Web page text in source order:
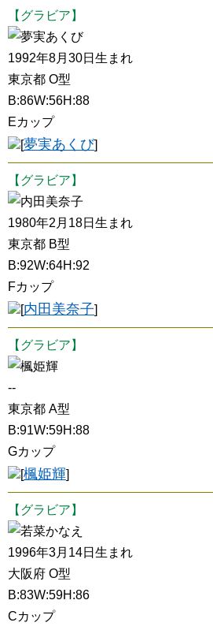
【グラビア】
夢実あくび
1992年8月30日生まれ
東京都 O型
B:86W:56H:88
Eカップ
[夢実あくび]
【グラビア】
内田美奈子
1980年2月18日生まれ
東京都 B型
B:92W:64H:92
Fカップ
[内田美奈子]
【グラビア】
楓姫輝
--
東京都 A型
B:91W:59H:88
Gカップ
[楓姫輝]
【グラビア】
若菜かなえ
1996年3月14日生まれ
大阪府 O型
B:83W:59H:86
Cカップ